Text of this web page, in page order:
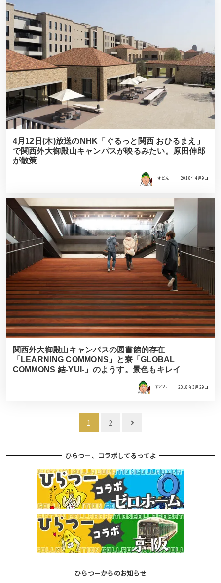
4月12日(木)放送のNHK「ぐるっと関西 おひるまえ」
で関西外大御殿山キャンパスが映るみたい。原田伸郎
が散策
すどん 2018年4月9日
関西外大御殿山キャンパスの図書館的存在
「LEARNING COMMONS」と寮「GLOBAL
COMMONS 結-YUI-」のようす。景色もキレイ
すどん 2018年3月29日
ビ
1 2
ひらつー、コラボしてるってよ
ひらつーからのお知らせ